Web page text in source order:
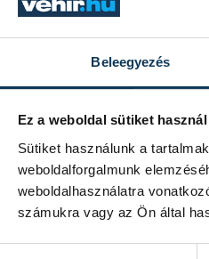
Beleegyezés
Ez a weboldal sütiket használ
Sütiket használunk a
weboldalforgalmunk
weboldalhasználatra
számukra vagy az Ön által
és szubjektív
kell 2025-ben
és Iparkamara által
elhangzik mindaz, ami az
döntéshozókat és